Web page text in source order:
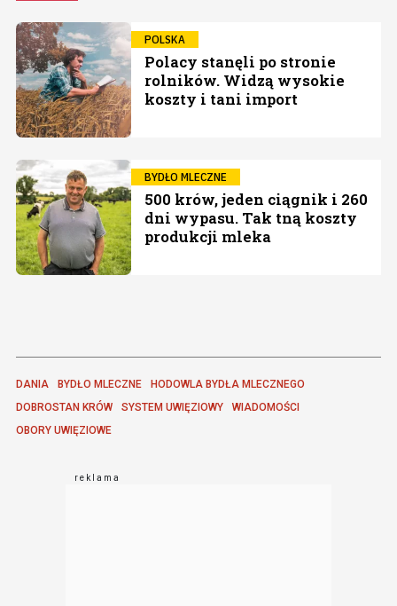
POLSKA
Polacy stanęli po stronie
rolników. Widzą wysokie
koszty i tani import
BYDŁO MLECZNE
500 krów, jeden ciągnik i 260
dni wypasu. Tak tną koszty
produkcji mleka
DANIA BYDŁO MLECZNE
HODOWLA BYDŁA MLECZNEGO
DOBROSTAN KRÓW
SYSTEM UWIĘZIOWY
WIADOMOŚCI
OBORY UWIĘZIOWE